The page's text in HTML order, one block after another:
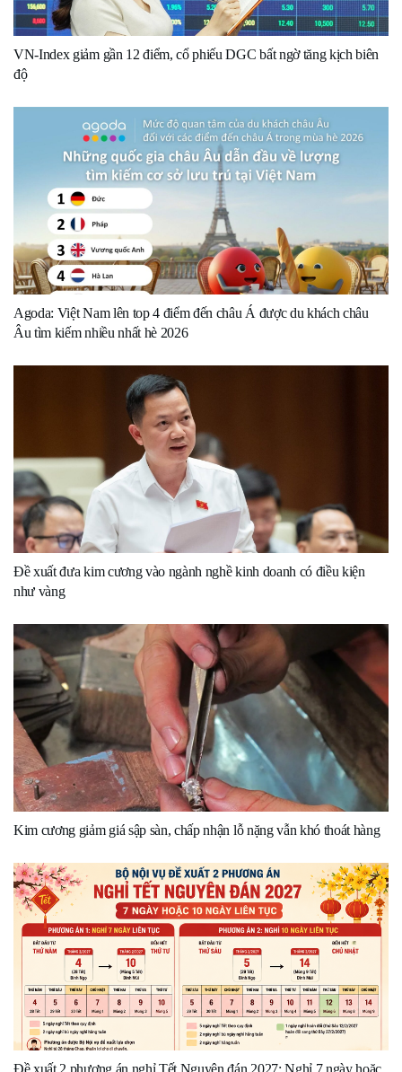
VN-Index giảm gần 12 điểm, cổ phiếu DGC bất ngờ tăng kịch biên
độ
Agoda: Việt Nam lên top 4 điểm đến châu Á được du khách châu
Âu tìm kiếm nhiều nhất hè 2026
Đề xuất đưa kim cương vào ngành nghề kinh doanh có điều kiện
như vàng
Kim cương giảm giá sập sàn, chấp nhận lỗ nặng vẫn khó thoát hàng